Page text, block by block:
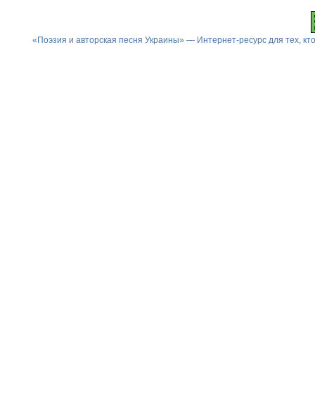
«Поэзия и авторская песня Украины» — Интернет-ресурс для тех,